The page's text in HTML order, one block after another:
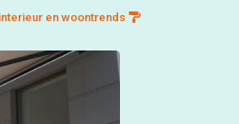
en woontrends